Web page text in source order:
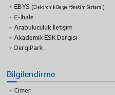
EBYS (Elektronik Belge Yönetim Sistemi)
E-İhale
Arabuluculuk İletişim
Akademik ESK Dergisi
DergiPark
Bilgilendirme
Cimer